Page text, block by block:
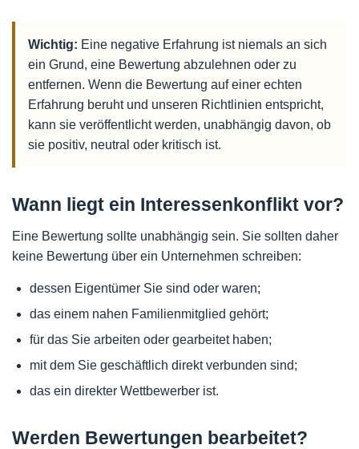
Wichtig: Eine negative Erfahrung ist niemals an sich
ein Grund, eine Bewertung abzulehnen oder zu
entfernen. Wenn die Bewertung auf einer echten
Erfahrung beruht und unseren Richtlinien entspricht,
kann sie veröffentlicht werden, unabhängig davon, ob
sie positiv, neutral oder kritisch ist.
Wann liegt ein Interessenkonflikt vor?
Eine Bewertung sollte unabhängig sein. Sie sollten daher
keine Bewertung über ein Unternehmen schreiben:
dessen Eigentümer Sie sind oder waren;
das einem nahen Familienmitglied gehört;
für das Sie arbeiten oder gearbeitet haben;
mit dem Sie geschäftlich direkt verbunden sind;
das ein direkter Wettbewerber ist.
Werden Bewertungen bearbeitet?